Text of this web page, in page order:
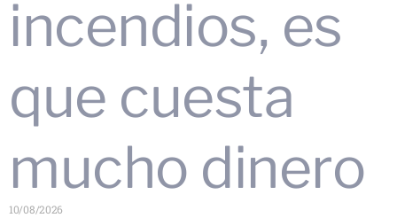
incendios, es
que cuesta
mucho dinero
10/08/2026